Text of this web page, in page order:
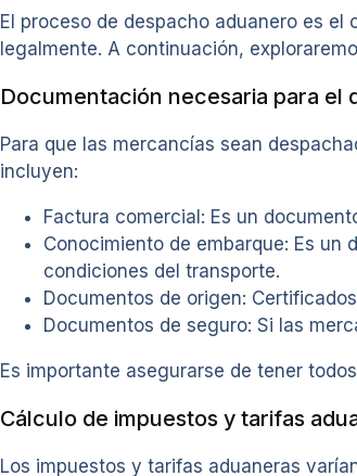
El proceso de despacho aduanero es
legalmente. A continuación,
Documentación necesaria para el
Para que las mercancías sean
incluyen:
Factura comercial: Es un
Conocimiento de embarque: Es
condiciones del transporte.
Documentos de origen:
Documentos de seguro: Si las
Es importante asegurarse de tener
Cálculo de impuestos y tarifas
Los impuestos y tarifas aduaneras